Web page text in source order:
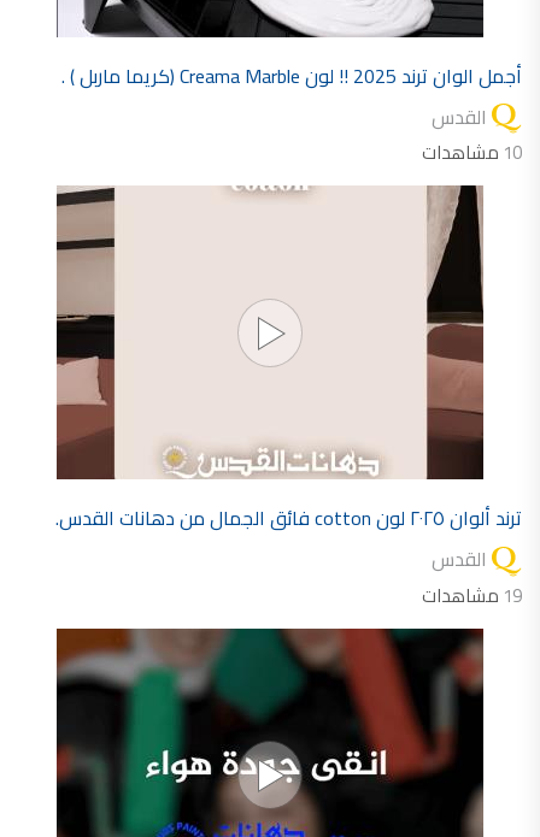
أجمل الوان ترند 2025 !! لون Creama Marble (كريما ماربل ) .
القدس
10 مشاهدات
ترند ألوان ٢٠٢٥ لون cotton فائق الجمال من دهانات القدس.
القدس
19 مشاهدات